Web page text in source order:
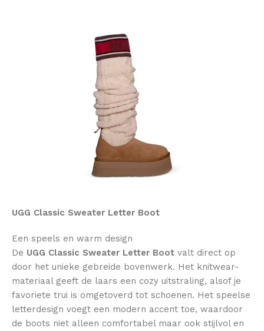
UGG Classic Sweater Letter Boot
Een speels en warm design
De UGG Classic Sweater Letter Boot valt direct op
door het unieke gebreide bovenwerk. Het knitwear-
materiaal geeft de laars een cozy uitstraling, alsof je
favoriete trui is omgetoverd tot schoenen. Het speelse
letterdesign voegt een modern accent toe, waardoor
de boots niet alleen comfortabel maar ook stijlvol en